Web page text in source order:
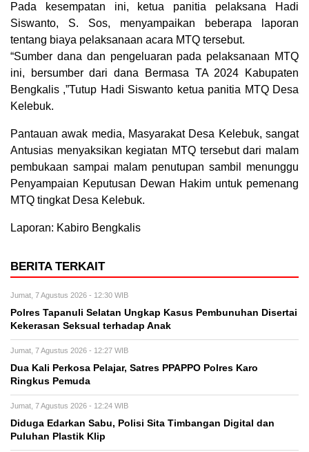
Pada kesempatan ini, ketua panitia pelaksana Hadi
Siswanto, S. Sos, menyampaikan beberapa laporan
tentang biaya pelaksanaan acara MTQ tersebut.
“Sumber dana dan pengeluaran pada pelaksanaan MTQ
ini, bersumber dari dana Bermasa TA 2024 Kabupaten
Bengkalis ,”Tutup Hadi Siswanto ketua panitia MTQ Desa
Kelebuk.
Pantauan awak media, Masyarakat Desa Kelebuk, sangat
Antusias menyaksikan kegiatan MTQ tersebut dari malam
pembukaan sampai malam penutupan sambil menunggu
Penyampaian Keputusan Dewan Hakim untuk pemenang
MTQ tingkat Desa Kelebuk.
Laporan: Kabiro Bengkalis
BERITA TERKAIT
Jumat, 7 Agustus 2026 - 12:30 WIB
Polres Tapanuli Selatan Ungkap Kasus Pembunuhan Disertai
Kekerasan Seksual terhadap Anak
Jumat, 7 Agustus 2026 - 12:27 WIB
Dua Kali Perkosa Pelajar, Satres PPAPPO Polres Karo
Ringkus Pemuda
Jumat, 7 Agustus 2026 - 12:24 WIB
Diduga Edarkan Sabu, Polisi Sita Timbangan Digital dan
Puluhan Plastik Klip